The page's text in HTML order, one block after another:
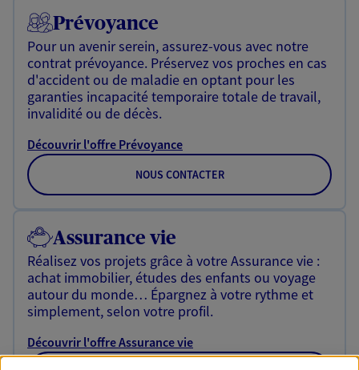
Prévoyance
Pour un avenir serein, assurez-vous avec notre
contrat prévoyance. Préservez vos proches en cas
d'accident ou de maladie en optant pour les
garanties incapacité temporaire totale de travail,
invalidité ou de décès.
Découvrir l'offre Prévoyance
NOUS CONTACTER
Assurance vie
Réalisez vos projets grâce à votre Assurance vie :
achat immobilier, études des enfants ou voyage
autour du monde… Épargnez à votre rythme et
simplement, selon votre profil.
Découvrir l'offre Assurance vie